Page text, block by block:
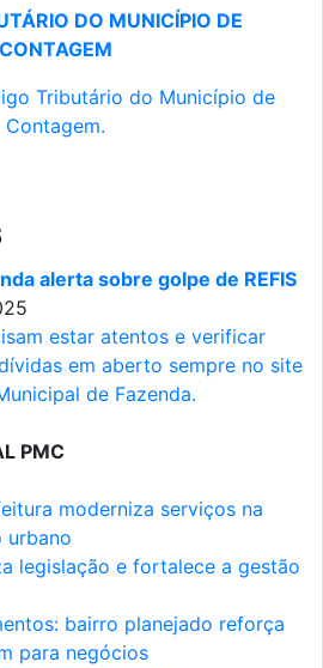
DO MUNICÍPIO DE
CONTAGEM
Tributário do Município de
Contagem.
alerta sobre golpe de REFIS
estar atentos e verificar
em aberto sempre no site
de Fazenda.
PMC
moderniza serviços na
urbano
legislação e fortalece a gestão
bairro planejado reforça
para negócios